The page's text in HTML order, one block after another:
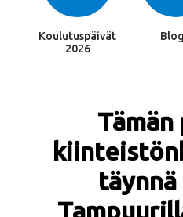
Koulutuspäivät
2026
Tämän
täynnä